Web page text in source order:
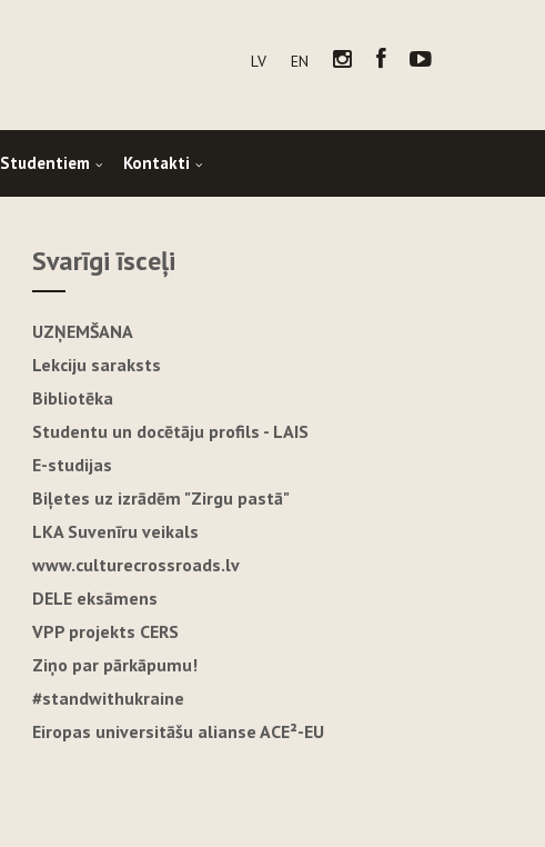
LV EN
Studentiem Kontakti
Svarīgi īsceļi
UZŅEMŠANA
Lekciju saraksts
Bibliotēka
Studentu un docētāju profils - LAIS
E-studijas
Biļetes uz izrādēm "Zirgu pastā"
LKA Suvenīru veikals
www.culturecrossroads.lv
DELE eksāmens
VPP projekts CERS
Ziņo par pārkāpumu!
#standwithukraine
Eiropas universitāšu alianse ACE²-EU